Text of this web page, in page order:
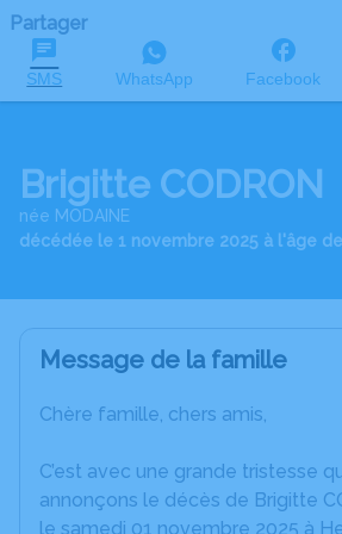
Partager
SMS WhatsApp Facebook
Brigitte CODRON
née MODAINE
décédée le 1 novembre 2025 à l'âge
Message de la famille
Chère famille, chers amis,
C’est avec une grande tristesse
annonçons le décès de Brigitte
le samedi 01 novembre 2025 à